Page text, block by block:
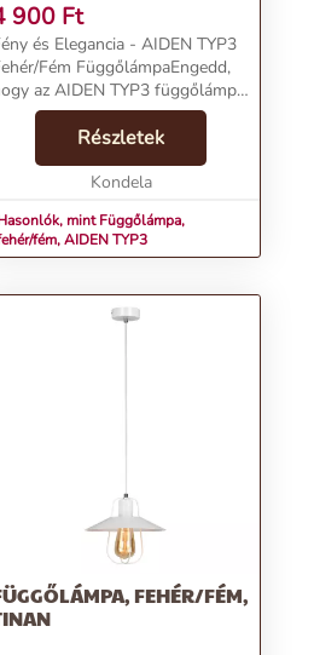
900 Ft
és Elegancia - AIDEN TYP3
Fém FüggőlámpaEngedd,
az AIDEN TYP3 függőlámpa
világítása átjárja otthonodat, és
teremts egyedi atmoszférát. Az
elegáns design és a praktikus
funkcionalitás e...
Részletek
Kondela
mint Függőlámpa,
fém, AIDEN TYP3
FEHÉR/FÉM,